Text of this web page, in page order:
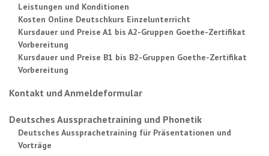
Leistungen und Konditionen
Kosten Online Deutschkurs Einzelunterricht
Kursdauer und Preise A1 bis A2-Gruppen Goethe-Zertifikat
Vorbereitung
Kursdauer und Preise B1 bis B2-Gruppen Goethe-Zertifikat
Vorbereitung
Kontakt und Anmeldeformular
Deutsches Aussprachetraining und Phonetik
Deutsches Aussprachetraining für Präsentationen und
Vorträge